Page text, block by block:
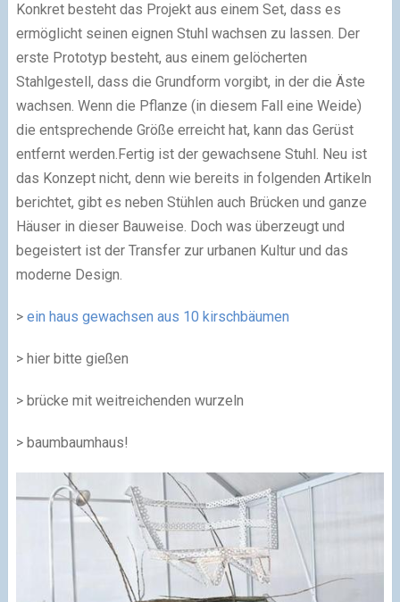
Konkret besteht das Projekt aus einem Set, dass es
ermöglicht seinen eignen Stuhl wachsen zu lassen. Der
erste Prototyp besteht, aus einem gelöcherten
Stahlgestell, dass die Grundform vorgibt, in der die Äste
wachsen. Wenn die Pflanze (in diesem Fall eine Weide)
die entsprechende Größe erreicht hat, kann das Gerüst
entfernt werden.Fertig ist der gewachsene Stuhl. Neu ist
das Konzept nicht, denn wie bereits in folgenden Artikeln
berichtet, gibt es neben Stühlen auch Brücken und ganze
Häuser in dieser Bauweise. Doch was überzeugt und
begeistert ist der Transfer zur urbanen Kultur und das
moderne Design.
> ein haus gewachsen aus 10 kirschbäumen
> hier bitte gießen
> brücke mit weitreichenden wurzeln
> baumbaumhaus!